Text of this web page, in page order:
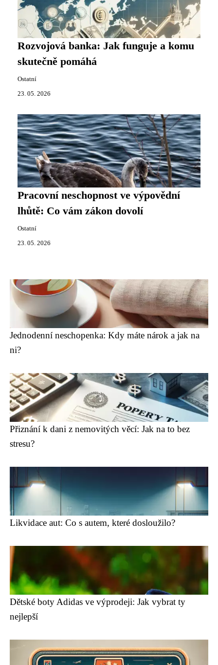
Rozvojová banka: Jak funguje a komu
skutečně pomáhá
Ostatní
23. 05. 2026
Pracovní neschopnost ve výpovědní
lhůtě: Co vám zákon dovolí
Ostatní
23. 05. 2026
Jednodenní neschopenka: Kdy máte nárok a jak na
ni?
Přiznání k dani z nemovitých věcí: Jak na to bez
stresu?
Likvidace aut: Co s autem, které dosloužilo?
Dětské boty Adidas ve výprodeji: Jak vybrat ty
nejlepší